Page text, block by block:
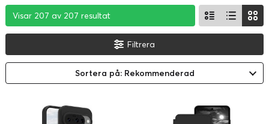
Visar 207 av 207 resultat
Visar 207 av 207 resultat
Visar 207 av 207 resultat
Filtrera
Sortera på: Rekommenderad